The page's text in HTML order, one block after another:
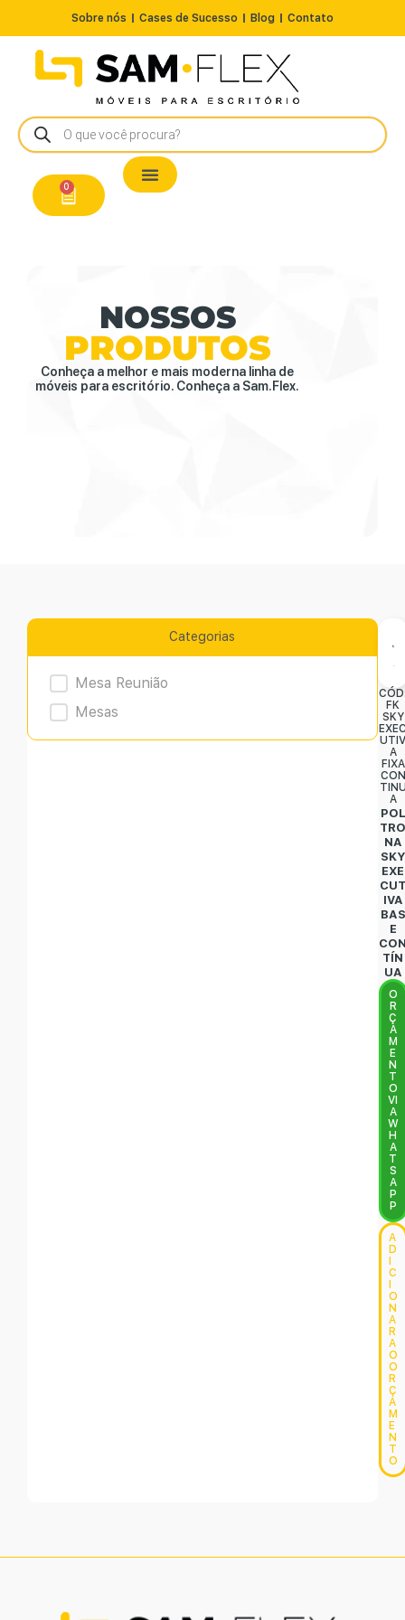
Sobre nós Cases de Sucesso Blog Contato
0
NOSSOS
PRODUTOS
Conheça a melhor e mais moderna linha de
móveis para escritório. Conheça a Sam.Flex.
Categorias
Product Archive
Mesa Reunião
Mesas
FK
SKY
A
FIXA
CON
A
POL
NA
SKY
EXE
IVA
BAS
E
TÍN
UA
O
R
Ç
A
M
E
N
T
O
VI
A
W
H
A
T
S
A
P
P
A
D
C
O
N
A
R
A
O
O
R
Ç
A
M
E
N
T
O